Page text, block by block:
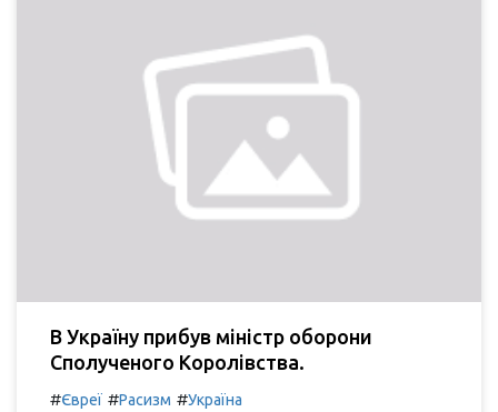
В Україну прибув міністр оборони
Сполученого Королівства.
#Євреї #Расизм #Україна